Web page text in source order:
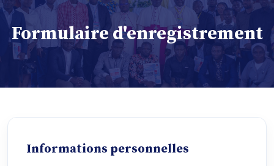
Formulaire d'enregistrement
Informations personnelles